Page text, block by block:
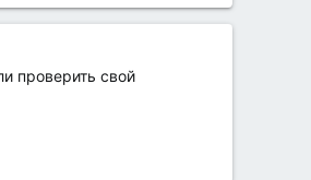
проверить свой